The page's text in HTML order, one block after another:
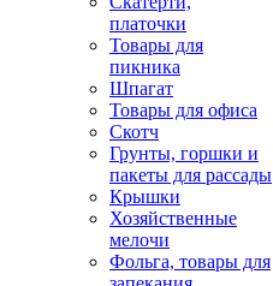
платочки
Товары для
пикника
Шпагат
Товары для офиса
Скотч
Грунты, горшки и
пакеты для рассады
Крышки
Хозяйственные
мелочи
Фольга, товары для